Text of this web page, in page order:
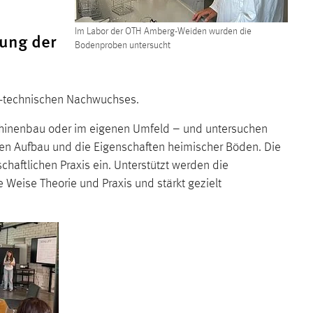
Im Labor der OTH Amberg-Weiden wurden die
Bodenproben untersucht
der
Nachwuchses.
oder im eigenen Umfeld – und untersuchen
Aufbau und die Eigenschaften heimischer Böden. Die
Praxis ein. Unterstützt werden die
Theorie und Praxis und stärkt gezielt